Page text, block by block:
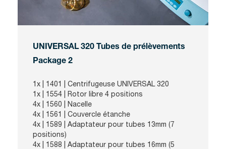
UNIVERSAL 320 Tubes de prélèvements
Package 2
1x | 1401
| Centrifugeuse UNIVERSAL 320
1x | 1554
| Rotor libre 4 positions
4x | 1560
| Nacelle
4x | 1561
| Couvercle étanche
4x | 1589
| Adaptateur pour tubes 13mm (7
positions)
4x | 1588
| Adaptateur pour tubes 16mm (5